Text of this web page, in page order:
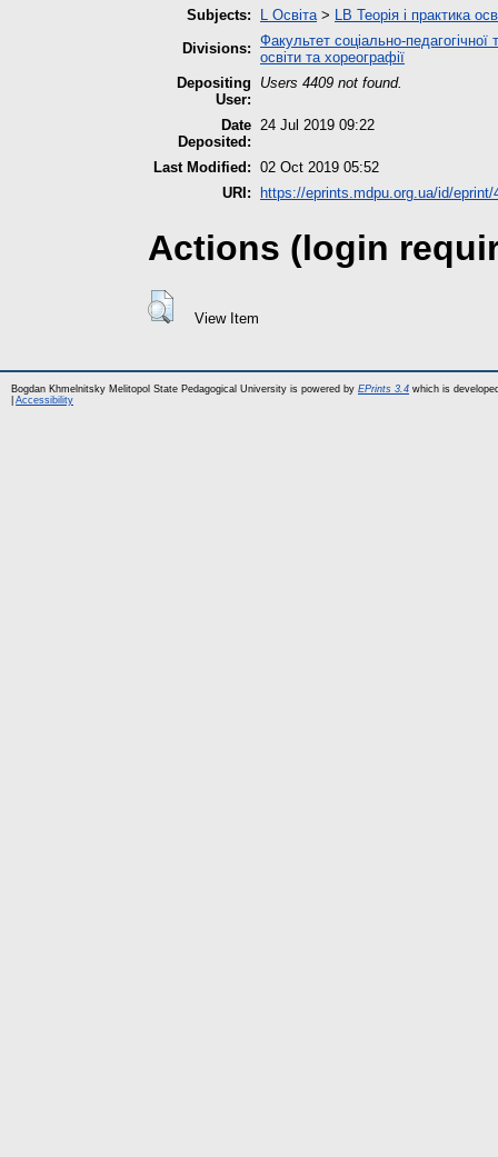
Subjects:
L Освіта> LB Теорія і практика
Divisions: Факультет соціально-педагогічної
освіти та хореографії
Depositing
User:
Users 4409 not found.
Date
Deposited:
24 Jul 2019 09:22
Last Modified: 02 Oct 2019 05:52
URI:
https://eprints.mdpu.org.ua/id/eprint/
Actions (login
View Item
Bogdan Khmelnitsky Melitopol State Pedagogical University is powered by EPrints 3.4 which is
Accessibility